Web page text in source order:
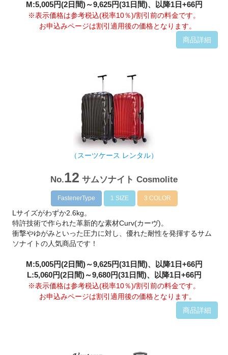
M:5,005円(2日間)～9,625円(31日間)、以降1日+66円
※表示価格は参考税込(税率10％)/割引前の料金です。
お申込みページは割引適用後の価格となります。
商品詳細
（スーツケース レンタル）
No.12 サムソナイト Cosmolite
FastenerType 1 SIZE 3 COLOR
Lサイズがわずか2.6kg。
特許技術で作られた革新的な素材Curv(カーヴ)。
衝撃やゆがみといった圧力に対し、優れた耐性を発揮するサム
ソナイトの人気商品です！
M:5,005円(2日間)～9,625円(31日間)、以降1日+66円
L:5,060円(2日間)～9,680円(31日間)、以降1日+66円
※表示価格は参考税込(税率10％)/割引前の料金です。
お申込みページは割引適用後の価格となります。
商品詳細